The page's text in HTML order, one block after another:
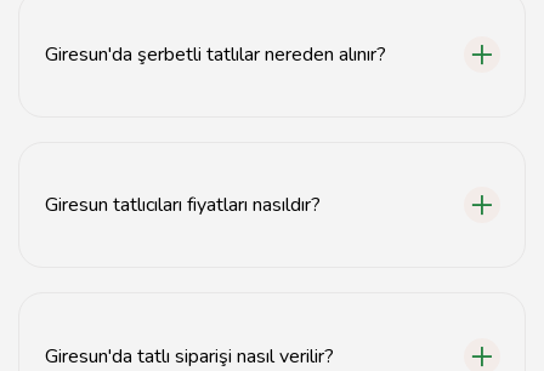
Giresun'da şerbetli tatlılar nereden alınır?
Giresun tatlıcıları fiyatları nasıldır?
Giresun'da tatlı siparişi nasıl verilir?